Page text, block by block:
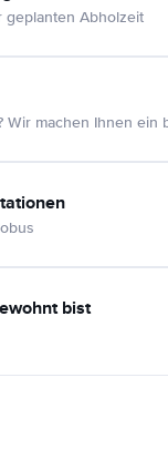
geplanten Abholzeit
Wir machen Ihnen ein
bist